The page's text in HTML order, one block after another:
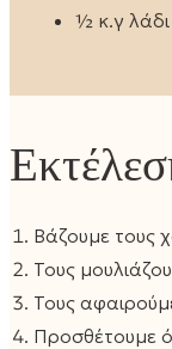
½ κ.γ
Βάζουμε τους
Τους
Τους
Προσθέτουμε